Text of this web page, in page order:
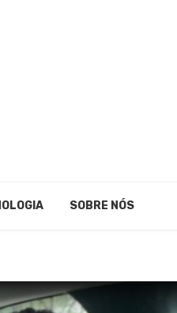
SOBRE NÓS